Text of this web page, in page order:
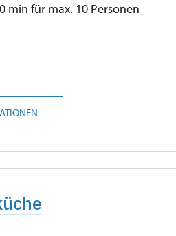
min für max. 10 Personen